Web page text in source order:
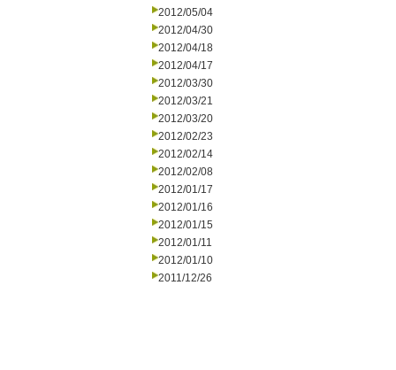
2012/05/04
2012/04/30
2012/04/18
2012/04/17
2012/03/30
2012/03/21
2012/03/20
2012/02/23
2012/02/14
2012/02/08
2012/01/17
2012/01/16
2012/01/15
2012/01/11
2012/01/10
2011/12/26